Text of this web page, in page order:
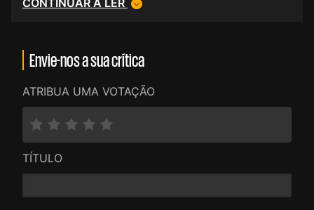
Envie-nos a sua crítica
ATRIBUA UMA VOTAÇÃO
TÍTULO